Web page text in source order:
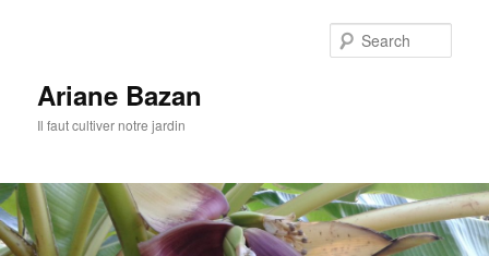
Ariane Bazan
Il faut cultiver notre jardin